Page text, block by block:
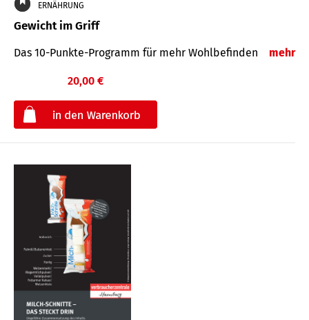
ERNÄHRUNG
Gewicht im Griff
Das 10-Punkte-Programm für mehr Wohlbefinden mehr
20,00 €